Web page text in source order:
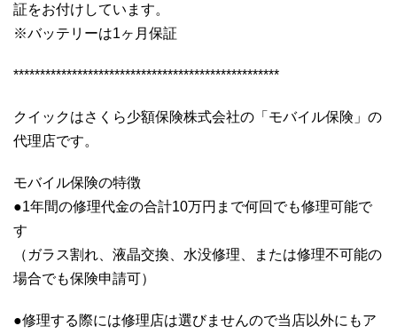
証をお付けしています。
※バッテリーは1ヶ月保証
**************************************************
クイックはさくら少額保険株式会社の「モバイル保険」の
代理店です。
モバイル保険の特徴
●1年間の修理代金の合計10万円まで何回でも修理可能で
す
（ガラス割れ、液晶交換、水没修理、または修理不可能の
場合でも保険申請可）
●修理する際には修理店は選びませんので当店以外にもア